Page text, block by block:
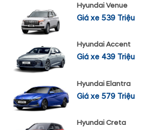
Hyundai Venue
Giá xe 539 Triệu
Hyundai Accent
Giá xe 439 Triệu
Hyundai Elantra
Giá xe 579 Triệu
Hyundai Creta